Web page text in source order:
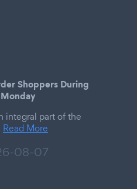
Shoppers During
integral part of the
Read More
08-07